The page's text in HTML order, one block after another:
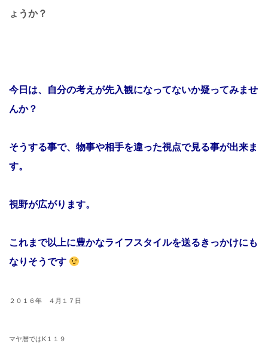
ょうか？
今日は、自分の考えが先入観になってないか疑ってみませ
んか？
そうする事で、物事や相手を違った視点で見る事が出来ま
す。
視野が広がります。
これまで以上に豊かなライフスタイルを送るきっかけにも
なりそうです
２０１６年 ４月１７日
マヤ暦ではK１１９